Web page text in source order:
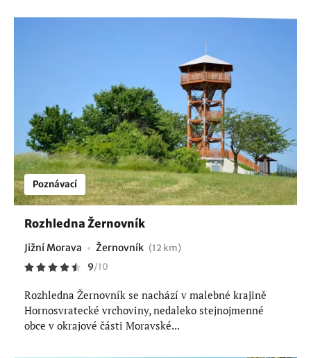
Poznávací
Rozhledna Žernovník
Jižní Morava Žernovník (12 km)
9/10
Rozhledna Žernovník se nachází v malebné krajině
Hornosvratecké vrchoviny, nedaleko stejnojmenné
obce v okrajové části Moravské...